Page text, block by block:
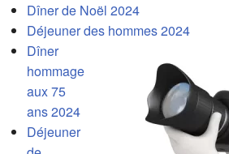
Dîner de Noël 2024
Déjeuner des hommes 2024
Dîner
hommage
aux 75
ans 2024
Déjeuner